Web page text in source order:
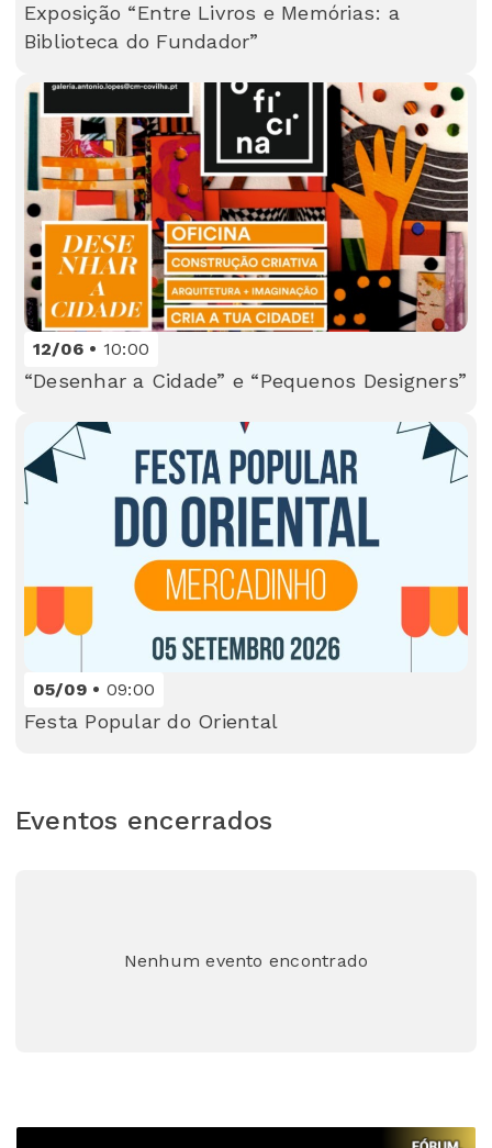
Exposição “Entre Livros e Memórias: a
Biblioteca do Fundador”
12/06 10:00
“Desenhar a Cidade” e “Pequenos Designers”
05/09 09:00
Festa Popular do Oriental
Eventos encerrados
Nenhum evento encontrado